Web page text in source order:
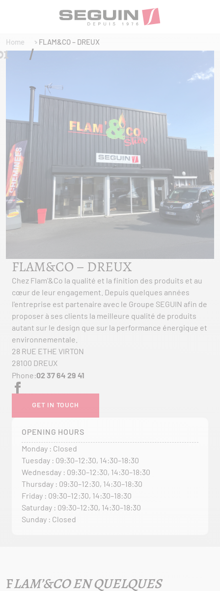
Home FLAM&CO – DREUX
FLAM&CO – DREUX
Chez Flam'&Co la qualité et la finition des produits et au
cœur de leur engagement. Depuis quelques années
l'entreprise est partenaire avec le Groupe SEGUIN afin de
proposer à ses clients la meilleure qualité de produits
autant sur le design que sur la performance énergique et
environnementale.
28 RUE ETHE VIRTON
28100 DREUX
Phone:02 37 64 29 41
GET IN TOUCH
OPENING HOURS
Monday : Closed
Tuesday : 09:30–12:30, 14:30–18:30
Wednesday : 09:30–12:30, 14:30–18:30
Thursday : 09:30–12:30, 14:30–18:30
Friday : 09:30–12:30, 14:30–18:30
Saturday : 09:30–12:30, 14:30–18:30
Sunday : Closed
FLAM’&CO EN QUELQUES